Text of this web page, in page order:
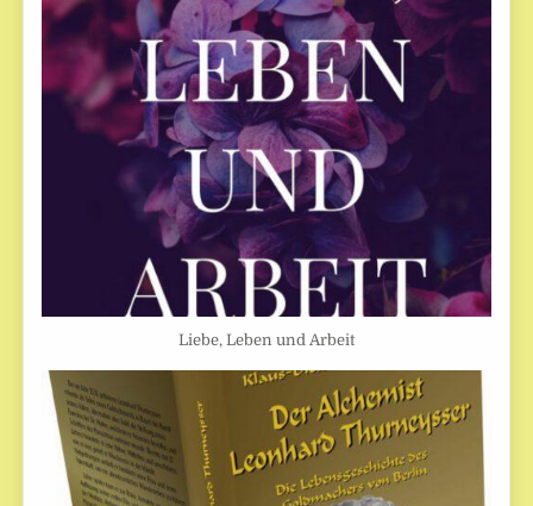
Liebe, Leben und Arbeit